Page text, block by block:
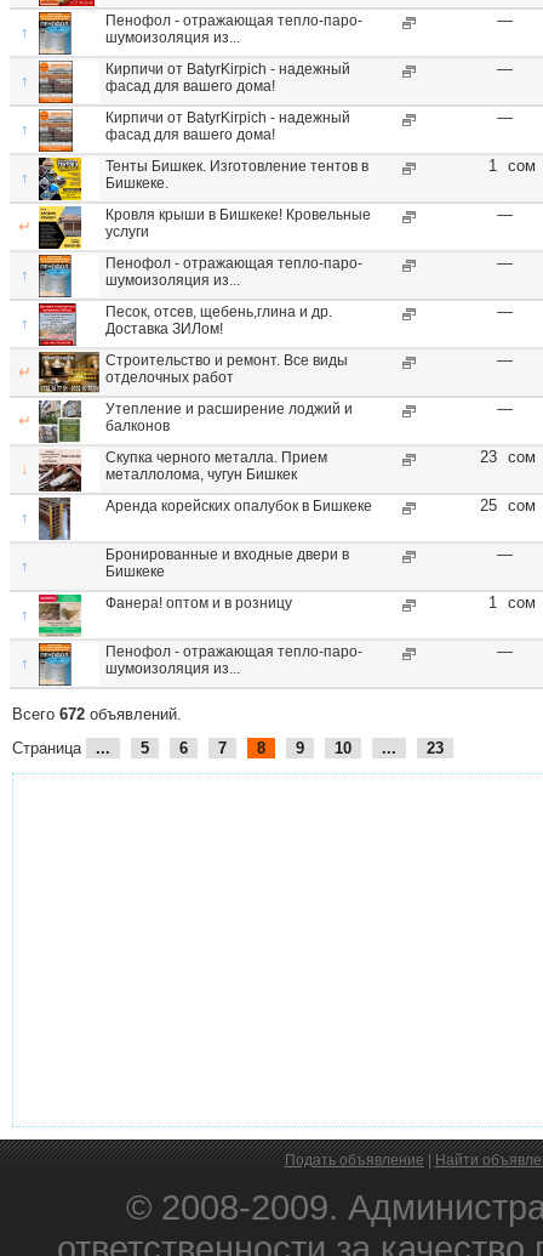
↑
Пенофол - отражающая тепло-паро-
шумоизоляция из...
—
↑
Кирпичи от BatyrKirpich - надежный
фасад для вашего дома!
—
↑
Кирпичи от BatyrKirpich - надежный
фасад для вашего дома!
—
↑
Тенты Бишкек. Изготовление тентов в
Бишкеке.
сом
1
↵
Кровля крыши в Бишкеке! Кровельные
услуги
—
↑
Пенофол - отражающая тепло-паро-
шумоизоляция из...
—
↑
Песок, отсев, щебень,глина и др.
Доставка ЗИЛом!
—
↵
Строительство и ремонт. Все виды
отделочных работ
—
↵
Утепление и расширение лоджий и
балконов
—
↓
Скупка черного металла. Прием
металлолома, чугун Бишкек
сом
23
↑
Аренда корейских опалубок в Бишкеке сом
25
↑
Бронированные и входные двери в
Бишкеке
—
↑
Фанера! оптом и в розницу сом
1
↑
Пенофол - отражающая тепло-паро-
шумоизоляция из...
—
Всего 672 объявлений.
Страница
... 5 6 7 8 9 10 ... 23
Подать объявление Найти
© 2008-2009.